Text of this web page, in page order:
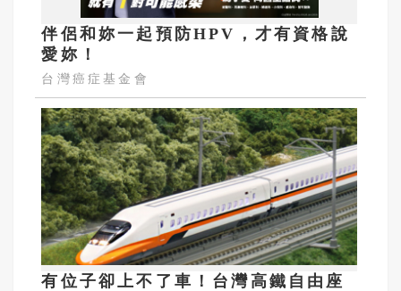
伴侶和妳一起預防HPV，才有資格說
愛妳！
台灣癌症基金會
有位子卻上不了車！台灣高鐵自由座